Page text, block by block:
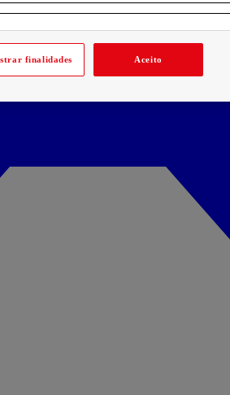
finalidades Aceito